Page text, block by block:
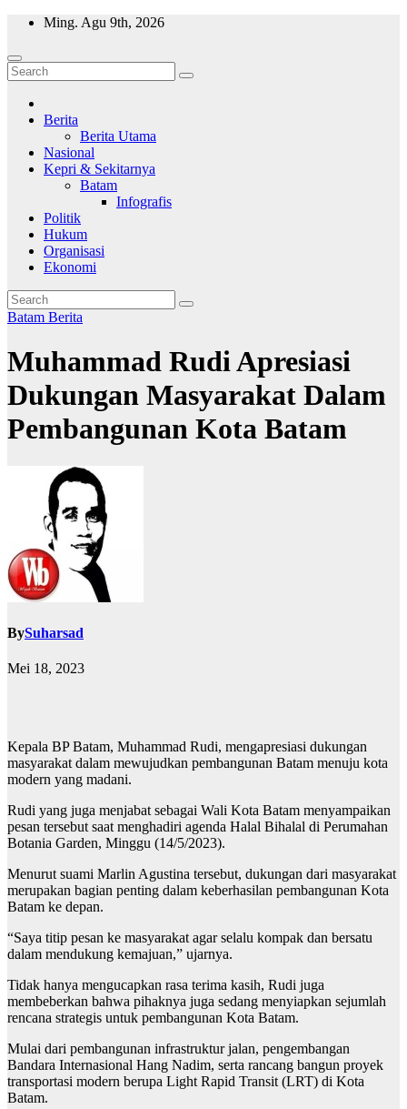
Skip
content
Ming. Agu 9th, 2026
Wajah Batam
CCTV nya kota Batam
Berita
Berita Utama
Nasional
Kepri & Sekitarnya
Batam
Infografis
Politik
Hukum
Organisasi
Ekonomi
Batam Berita
Muhammad Rudi Apresiasi
Dukungan Masyarakat Dalam
Pembangunan Kota Batam
BySuharsad
Mei 18, 2023
Kepala BP Batam, Muhammad Rudi, mengapresiasi dukungan
masyarakat dalam mewujudkan pembangunan Batam menuju kota
modern yang madani.
Rudi yang juga menjabat sebagai Wali Kota Batam menyampaikan
pesan tersebut saat menghadiri agenda Halal Bihalal di Perumahan
Botania Garden, Minggu (14/5/2023).
Menurut suami Marlin Agustina tersebut, dukungan dari masyarakat
merupakan bagian penting dalam keberhasilan pembangunan Kota
Batam ke depan.
“Saya titip pesan ke masyarakat agar selalu kompak dan bersatu
dalam mendukung kemajuan,” ujarnya.
Tidak hanya mengucapkan rasa terima kasih, Rudi juga
membeberkan bahwa pihaknya juga sedang menyiapkan sejumlah
rencana strategis untuk pembangunan Kota Batam.
Mulai dari pembangunan infrastruktur jalan, pengembangan
Bandara Internasional Hang Nadim, serta rancang bangun proyek
transportasi modern berupa Light Rapid Transit (LRT) di Kota
Batam.